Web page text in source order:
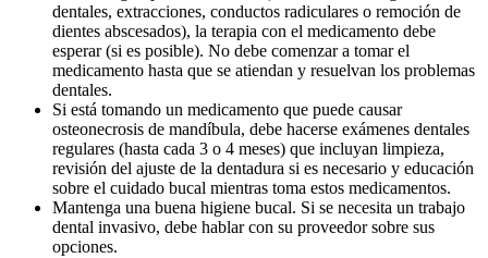
dentales, extracciones, conductos radiculares o remoción de
dientes abscesados), la terapia con el medicamento debe
esperar (si es posible). No debe comenzar a tomar el
medicamento hasta que se atiendan y resuelvan los problemas
dentales.
Si está tomando un medicamento que puede causar
osteonecrosis de mandíbula, debe hacerse exámenes dentales
regulares (hasta cada 3 o 4 meses) que incluyan limpieza,
revisión del ajuste de la dentadura si es necesario y educación
sobre el cuidado bucal mientras toma estos medicamentos.
Mantenga una buena higiene bucal. Si se necesita un trabajo
dental invasivo, debe hablar con su proveedor sobre sus
opciones.